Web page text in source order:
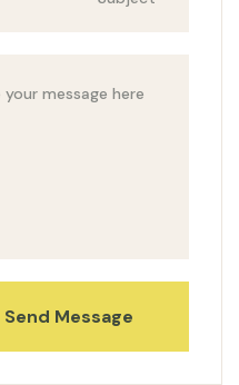
Send Message